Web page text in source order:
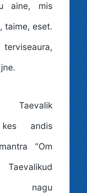
aine, mis
taime, eset.
andis
“Om
nagu